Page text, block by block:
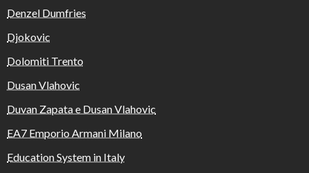
Denzel Dumfries
Djokovic
Dolomiti Trento
Dusan Vlahovic
Duvan Zapata e Dusan Vlahovic
EA7 Emporio Armani Milano
Education System in Italy